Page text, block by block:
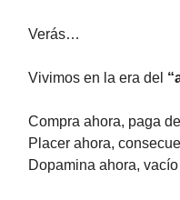
Verás…
Vivimos en la era del
Compra ahora, paga
Placer ahora,
Dopamina ahora,